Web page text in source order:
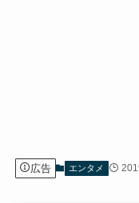
広告 エンタメ